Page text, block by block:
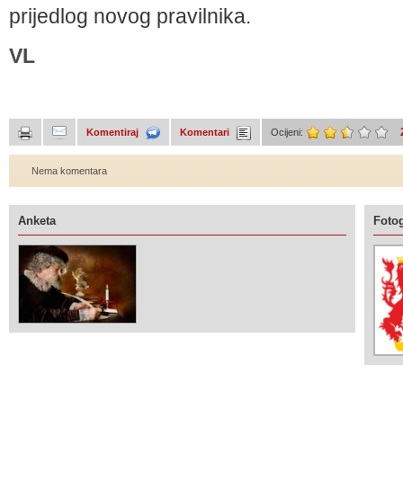
prijedlog novog pravilnika.
VL
Komentiraj Komentari Ocijeni:
Nema komentara
Anketa